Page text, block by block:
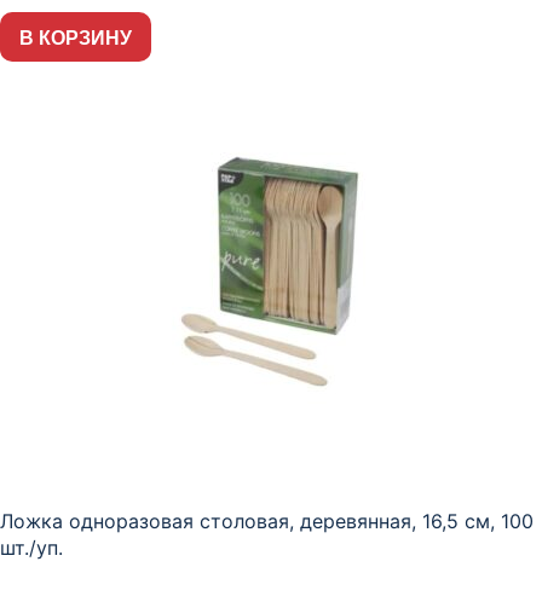
В КОРЗИНУ
Ложка одноразовая столовая, деревянная, 16,5 см, 100
шт./уп.